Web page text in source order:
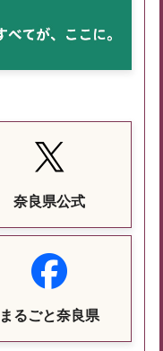
奈良県公式
まるごと奈良県